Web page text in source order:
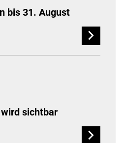
bis 31. August
wird sichtbar